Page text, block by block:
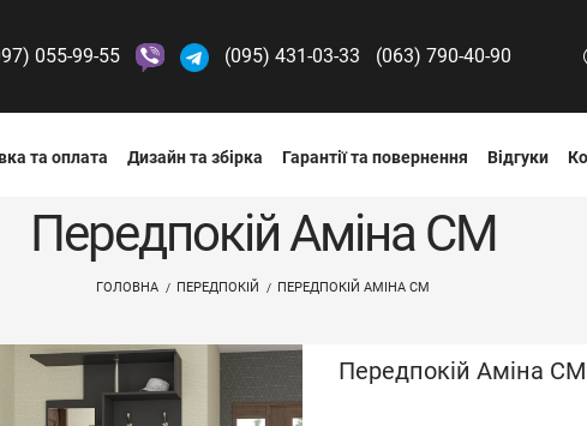
055-99-55 (095) 431-03-33 (063) 790-40-90
та оплата Дизайн та збірка Гарантії та повернення Відгуки
Передпокій Аміна СМ
ГОЛОВНА ПЕРЕДПОКІЙ ПЕРЕДПОКІЙ АМІНА СМ
Передпокій Аміна СМ